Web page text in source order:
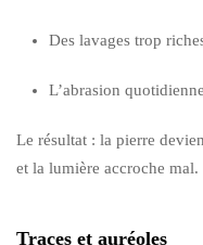
Des lavages trop
L’abrasion
Le résultat : la pierre
et la lumière accroche mal.
Traces et auréoles